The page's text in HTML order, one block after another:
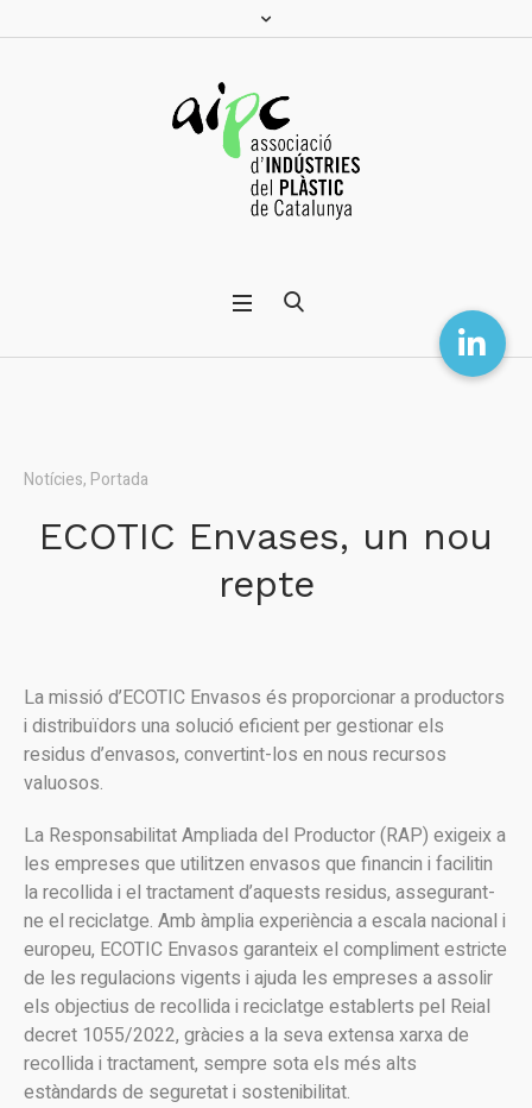
Notícies, Portada
ECOTIC Envases, un nou
repte
La missió d’ECOTIC Envasos és proporcionar a productors
i distribuïdors una solució eficient per gestionar els
residus d’envasos, convertint-los en nous recursos
valuosos.
La Responsabilitat Ampliada del Productor (RAP) exigeix a
les empreses que utilitzen envasos que financin i facilitin
la recollida i el tractament d’aquests residus, assegurant-
ne el reciclatge. Amb àmplia experiència a escala nacional i
europeu, ECOTIC Envasos garanteix el compliment estricte
de les regulacions vigents i ajuda les empreses a assolir
els objectius de recollida i reciclatge establerts pel Reial
decret 1055/2022, gràcies a la seva extensa xarxa de
recollida i tractament, sempre sota els més alts
estàndards de seguretat i sostenibilitat.